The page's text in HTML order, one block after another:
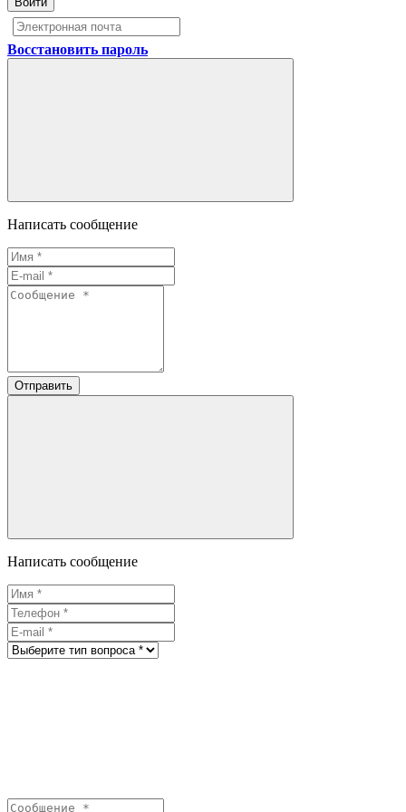
Восстановить пароль
Написать сообщение
Отправить
Написать сообщение